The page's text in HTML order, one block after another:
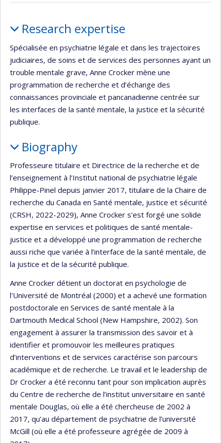
Research expertise
Spécialisée en psychiatrie légale et dans les trajectoires
judiciaires, de soins et de services des personnes ayant un
trouble mentale grave, Anne Crocker mène une
programmation de recherche et d’échange des
connaissances provinciale et pancanadienne centrée sur
les interfaces de la santé mentale, la justice et la sécurité
publique.
Biography
Professeure titulaire et Directrice de la recherche et de
l’enseignement à l’Institut national de psychiatrie légale
Philippe-Pinel depuis janvier 2017, titulaire de la Chaire de
recherche du Canada en Santé mentale, justice et sécurité
(CRSH, 2022-2029), Anne Crocker s’est forgé une solide
expertise en services et politiques de santé mentale-
justice et a développé une programmation de recherche
aussi riche que variée à l’interface de la santé mentale, de
la justice et de la sécurité publique.
Anne Crocker détient un doctorat en psychologie de
l'Université de Montréal (2000) et a achevé une formation
postdoctorale en Services de santé mentale à la
Dartmouth Medical School (New Hampshire, 2002). Son
engagement à assurer la transmission des savoir et à
identifier et promouvoir les meilleures pratiques
d’interventions et de services caractérise son parcours
académique et de recherche. Le travail et le leadership de
Dr Crocker a été reconnu tant pour son implication auprès
du Centre de recherche de l’institut universitaire en santé
mentale Douglas, où elle a été chercheuse de 2002 à
2017, qu’au département de psychiatrie de l’université
McGill (où elle a été professeure agrégée de 2009 à